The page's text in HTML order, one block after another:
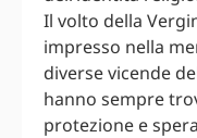
Il volto della
impresso nella
diverse vicende
hanno sempre
protezione e